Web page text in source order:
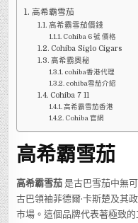
高希霸雪茄
高希霸雪茄價錢
Cohiba 6 號 價格
Cohiba Siglo Cigars
高希霸奧秘
cohiba香港代理
cohiba雪茄介紹
Cohiba 7 11
高希霸雪茄香港
Cohiba 官網
高希霸雪茄
高希霸雪茄 是古巴雪茄中無
古巴領袖菲德爾·卡斯楚及其
市場。這個品牌代表著極致